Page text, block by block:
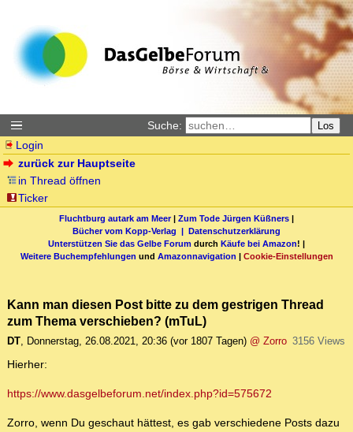
Suche: Los
Login
zurück zur Hauptseite
in Thread öffnen
Ticker
Fluchtburg autark am Meer| Zum Tode Jürgen Küßners |
Bücher vom Kopp-Verlag | Datenschutzerklärung
Unterstützen Sie das Gelbe Forum durch Käufe bei Amazon! |
Weitere Buchempfehlungen und Amazonnavigation | Cookie-Einstellungen
Kann man diesen Post bitte zu dem gestrigen Thread
zum Thema verschieben? (mTuL)
DT, Donnerstag, 26.08.2021, 20:36 (vor 1807 Tagen) @ Zorro 3156 Views
Hierher:
https://www.dasgelbeforum.net/index.php?id=575672
Zorro, wenn Du geschaut hättest, es gab verschiedene Posts dazu